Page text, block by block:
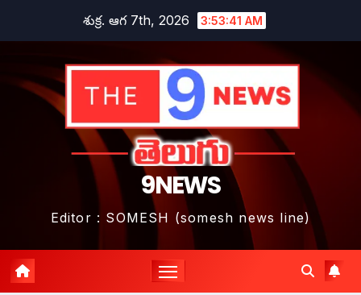
శుక్ర. ఆగ 7th, 2026 3:53:42 AM
9NEWS
Editor : SOMESH (somesh news line)